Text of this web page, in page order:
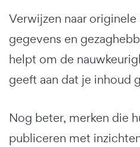
Verwijzen naar
gegevens en
helpt om de
geeft aan dat je inhoud
Nog beter, merken die
publiceren met